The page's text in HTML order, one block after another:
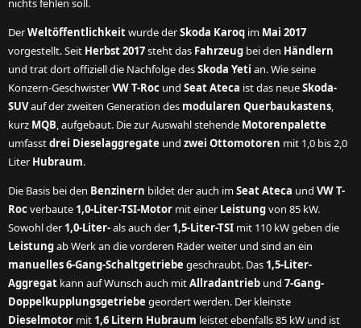
nichts fehlen soll.
DerWeltöffentlichkeitwurde derSkoda Karoq im Mai 2017
vorgestellt. Seit Herbst 2017steht das Fahrzeug bei den Händlern
und trat dort offiziell die Nachfolge desSkoda Yeti an. Wie seine
Konzern-GeschwisterVW T-Roc und Seat Ateca ist das neueSkoda-
SUVauf der zweiten Generation des modularen Querbaukastens,
kurz MQB, aufgebaut. Die zur Auswahl stehende Motorenpalette
umfasstdrei Dieselaggregate und zwei Ottomotoren mit 1,0 bis 2,0
Liter Hubraum.
Die Basis bei den Benzinern bildet der auch imSeat Ateca und VW T-
Rocverbaute 1,0-Liter-TSI-Motor mit einer Leistungvon 85 kW.
Sowohl der 1,0-Liter-als auch der 1,5-Liter-TSI mit 110 kW geben die
Leistungab Werk an die vorderen Räder weiter und sind an ein
manuelles 6-Gang-Schaltgetriebe geschraubt. Das 1,5-Liter-
Aggregat kann auf Wunsch auch mitAllradantrieb und 7-Gang-
Doppelkupplungsgetriebe geordert werden. Der kleinste
Dieselmotor mit 1,6 Litern Hubraum leistet ebenfalls 85 kW und ist